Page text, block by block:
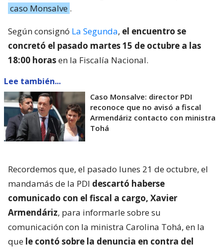
caso Monsalve .
Según consignó La Segunda, el encuentro se
concretó el pasado martes 15 de octubre a las
18:00 horasen la Fiscalía Nacional.
Lee también...
Caso Monsalve: director PDI
reconoce que no avisó a fiscal
Armendáriz contacto con ministra
Tohá
Recordemos que, el pasado lunes 21 de octubre, el
mandamás de la PDI descartó haberse
comunicado con el fiscal a cargo, Xavier
Armendáriz, para informarle sobre su
comunicación con la ministra Carolina Tohá, en la
que le contó sobre la denuncia en contra del